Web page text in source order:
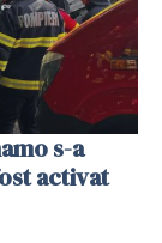
s-a
activat